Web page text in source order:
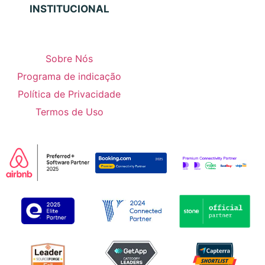
INSTITUCIONAL
Sobre Nós
Programa de indicação
Política de Privacidade
Termos de Uso